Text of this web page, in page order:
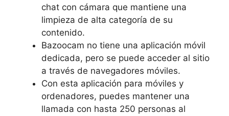
chat con cámara que mantiene una
limpieza de alta categoría de su
contenido.
Bazoocam no tiene una aplicación móvil
dedicada, pero se puede acceder al sitio
a través de navegadores móviles.
Con esta aplicación para móviles y
ordenadores, puedes mantener una
llamada con hasta 250 personas al